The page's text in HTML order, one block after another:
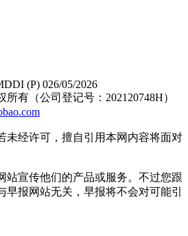
(P) 026/05/2026
有（公司登记号：202120748H）
未经许可，擅自引用本网内容将面对
站宣传他们的产品或服务。不过您跟
早报网站无关，早报将不会对可能引